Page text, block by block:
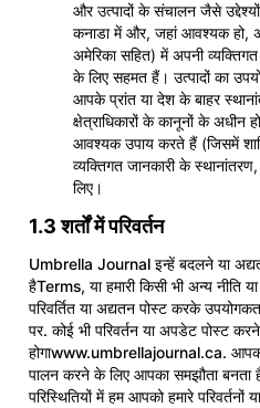
और उत्पादों के संचालन जैसे उद्देश्यों
कनाडा में और, जहां आवश्यक हो,
अमेरिका सहित) में अपनी
के लिए सहमत हैं। उत्पादों का
आपके प्रांत या देश के बाहर
क्षेत्राधिकारों के कानूनों के
आवश्यक उपाय करते हैं (जिसमें
व्यक्तिगत जानकारी के
लिए।
1.3 शर्तों में परिवर्तन
Umbrella Journal इन्हें बदलने या
हैTerms, या हमारी किसी भी अन्य नीति
परिवर्तित या अद्यतन पोस्ट करके
पर. कोई भी परिवर्तन या अपडेट पोस्ट
होगाwww.umbrellajournal.ca.
पालन करने के लिए आपका समझौता
परिस्थितियों में हम आपको हमारे